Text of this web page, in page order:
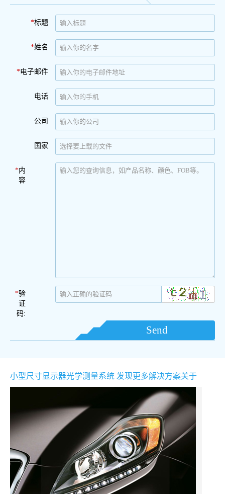
*标题
*姓名
*电子邮件
电话
公司
国家
*内
容
*验
证
码:
Send
小型尺寸显示器光学测量系统 发现更多解决方案关于